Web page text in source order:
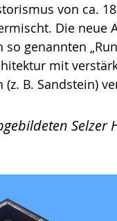
von ca.
Die
so genannten
mit
B. Sandstein)